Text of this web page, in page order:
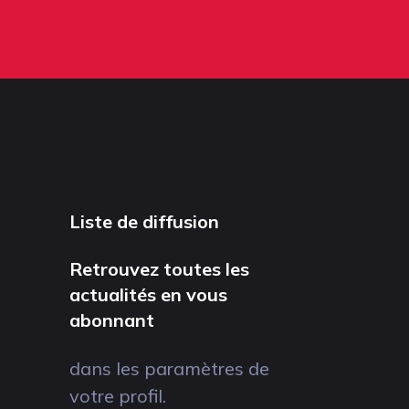
Liste de diffusion
Retrouvez toutes les
actualités en vous
abonnant
dans les paramètres de
votre profil.